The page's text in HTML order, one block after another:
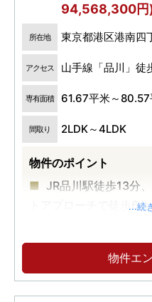
94,568,300円
所在地 東京都港区港南四
アクセス 山手線「品川」徒
専有面積 61.67平米～80.57
間取り 2LDK～4LDK
物件のポイント
JR品川駅徒歩13分
トアプローチで徒歩6
都心を豊かに暮ら
ス。東京海洋大学の敷
...続
物件エ